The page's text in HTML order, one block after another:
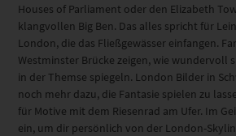
Houses of Parliament oder den Elizabeth
klangvollen Big Ben. Das alles spricht für
London, die das Fließgewässer einfangen.
Westminster Brücke zeigen, wie wundervoll
in der Themse spiegeln. London Bilder in
noch mehr dazu, die Fantasie spielen zu
für Motive mit dem Riesenrad am Ufer. Im
ein, um dir persönlich von der London-